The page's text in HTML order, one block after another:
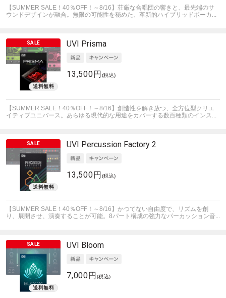
【SUMMER SALE！40％OFF！～8/16】荘厳な合唱団の響きと、最先端のサ
ウンドデザインが融合。無限の可能性を秘めた、革新的ハイブリッドボーカ...
UVI Prisma
13,500円 (税込)
【SUMMER SALE！40％OFF！～8/16】創造性を解き放つ、全方位型クリエ
イティブユニバース。あらゆる現代的な用途をカバーする数百種類のインス...
UVI Percussion Factory 2
13,500円 (税込)
【SUMMER SALE！40％OFF！～8/16】かつてない自由度で、リズムを創
り、展開させ、演奏することが可能。8パート構成の強力なパーカッション音...
UVI Bloom
7,000円 (税込)